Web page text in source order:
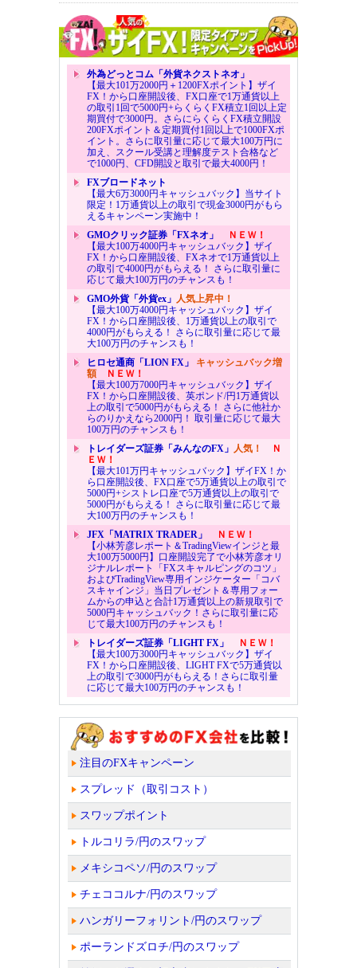
外為どっとコム「外貨ネクストネオ」
【最大101万2000円＋1200FXポイント】ザイ
FX！から口座開設後、FX口座で1万通貨以上
の取引1回で5000円+らくらくFX積立1回以上定
期買付で3000円。さらにらくらくFX積立開設
200FXポイント＆定期買付1回以上で1000FXポ
イント。さらに取引量に応じて最大100万円に
加え、スクール受講と理解度テスト合格など
で1000円、CFD開設と取引で最大4000円！
FXブロードネット
【最大6万3000円キャッシュバック】当サイト
限定！1万通貨以上の取引で現金3000円がもら
えるキャンペーン実施中！
GMOクリック証券「FXネオ」
ＮＥＷ！
【最大100万4000円キャッシュバック】ザイ
FX！から口座開設後、FXネオで1万通貨以上
の取引で4000円がもらえる！ さらに取引量に
応じて最大100万円のチャンスも！
GMO外貨「外貨ex」 人気上昇中！
【最大100万4000円キャッシュバック】ザイ
FX！から口座開設後、1万通貨以上の取引で
4000円がもらえる！ さらに取引量に応じて最
大100万円のチャンスも！
ヒロセ通商「LION FX」 キャッシュバック増
額ＮＥＷ！
【最大100万7000円キャッシュバック】ザイ
FX！から口座開設後、英ポンド/円1万通貨以
上の取引で5000円がもらえる！ さらに他社か
らのりかえなら2000円！ 取引量に応じて最大
100万円のチャンスも！
トレイダーズ証券「みんなのFX」 人気！
Ｎ
ＥＷ！
【最大101万円キャッシュバック】ザイFX！か
ら口座開設後、FX口座で5万通貨以上の取引で
5000円+シストレ口座で5万通貨以上の取引で
5000円がもらえる！ さらに取引量に応じて最
大100万円のチャンスも！
JFX「MATRIX TRADER」
ＮＥＷ！
【小林芳彦レポート＆TradingViewインジと最
大100万5000円】口座開設完了で小林芳彦オリ
ジナルレポート「FXスキャルピングのコツ」
およびTradingView専用インジケーター「コバ
スキャインジ」当日プレゼント＆専用フォー
ムからの申込と合計1万通貨以上の新規取引で
5000円キャッシュバック！さらに取引量に応
じて最大100万円のチャンスも！
トレイダーズ証券「LIGHT FX」
ＮＥＷ！
【最大100万3000円キャッシュバック】ザイ
FX！から口座開設後、LIGHT FXで5万通貨以
上の取引で3000円がもらえる！さらに取引量
に応じて最大100万円のチャンスも！
注目のFXキャンペーン
スプレッド（取引コスト）
スワップポイント
トルコリラ/円のスワップ
メキシコペソ/円のスワップ
チェココルナ/円のスワップ
ハンガリーフォリント/円のスワップ
ポーランドズロチ/円のスワップ